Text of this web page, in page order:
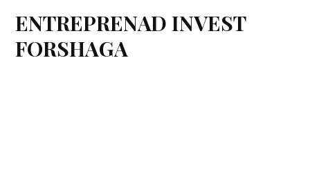
ENTREPRENAD INVEST
FORSHAGA